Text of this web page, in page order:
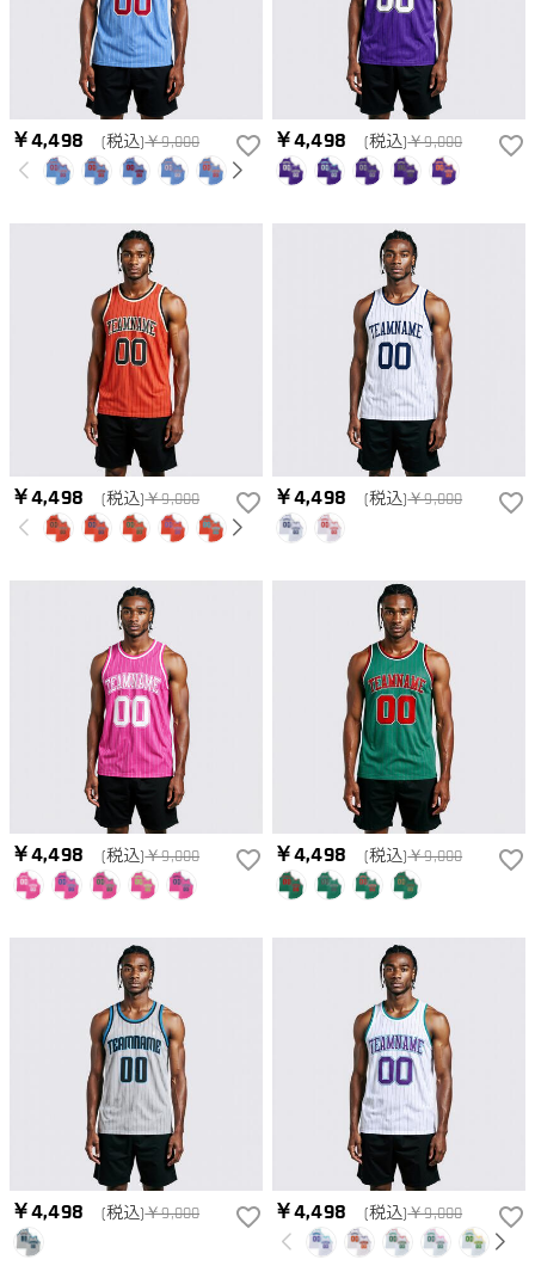
￥4,498 (税込)￥9,000 ￥4,498 (税込)￥9,000
￥4,498 (税込)￥9,000 ￥4,498 (税込)￥9,000
￥4,498 (税込)￥9,000 ￥4,498 (税込)￥9,000
￥4,498 (税込)￥9,000 ￥4,498 (税込)￥9,000